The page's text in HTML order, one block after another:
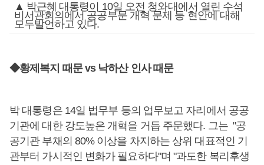
▲ 박근혜 대통령이 10일 오전 청와대에서 열린 수석
비서관회의에서 공공부문 개혁 문제 등 현안에 대해
모두발언하고 있다.
◆황제복지 때문 vs 낙하산 인사 때문
박 대통령은 14일 법무부 등의 업무보고 자리에서 공공
기관에 대한 강도높은 개혁을 거듭 주문했다. 그는 "공
공기관 부채의 80% 이상을 차지하는 상위 대표적인 기
관부터 가시적인 변화가 필요하다"며 "과도한 복리후생